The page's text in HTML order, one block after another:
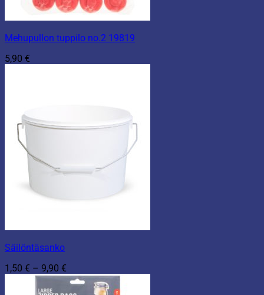
Mehupullon tuppilo no.2 19819
5,90 €
Säilöntäsanko
1,50 € – 9,90 €
1,50 €